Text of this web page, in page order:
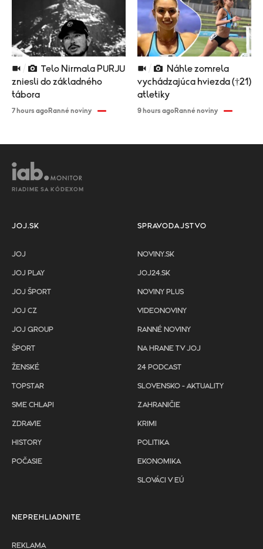
zniesli do základného
tábora
7 hours agoRanné noviny
vychádzajúca hviezda (†21)
atletiky
9 hours agoRanné noviny
RIADIME SA KÓDEXOM
JOJ.SK
JOJ
JOJ PLAY
JOJ ŠPORT
JOJ CZ
JOJ GROUP
ŠPORT
ŽENSKÉ
TOPSTAR
SME CHLAPI
ZDRAVIE
HISTORY
POČASIE
SPRAVODAJSTVO
NOVINY.SK
JOJ24.SK
NOVINY PLUS
VIDEONOVINY
RANNÉ NOVINY
NA HRANE TV JOJ
24 PODCAST
SLOVENSKO - AKTUALITY
ZAHRANIČIE
KRIMI
POLITIKA
EKONOMIKA
SLOVÁCI V EÚ
NEPREHLIADNITE
REKLAMA